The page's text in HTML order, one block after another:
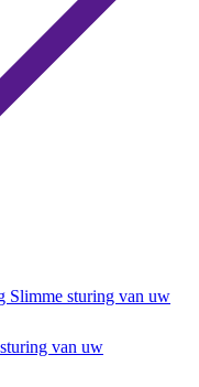
Slimme sturing van uw
van uw